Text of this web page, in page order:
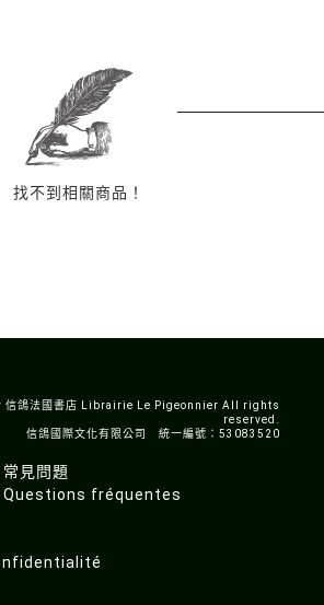
找不到相關商品！
信鴿法國書店 Librairie Le Pigeonnier All rights
reserved.
信鴿國際文化有限公司 統一編號：53083520
常見問題
Questions fréquentes